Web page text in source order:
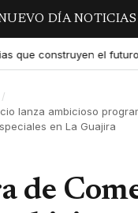
DÍA NOTICIAS
construyen el futuro
lanza ambicioso
en La Guajira
de